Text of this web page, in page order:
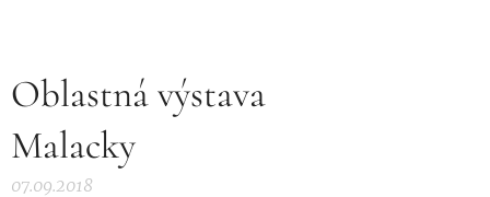
Oblastná výstava
Malacky
07.09.2018